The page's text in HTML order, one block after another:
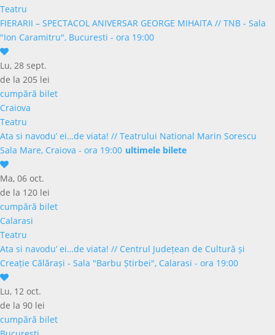
Teatru
FIERARII – SPECTACOL ANIVERSAR GEORGE MIHAITA // TNB - Sala
"Ion Caramitru", Bucuresti - ora 19:00
Lu, 28 sept.
de la 205 lei
cumpără bilet
Craiova
Teatru
Ata si navodu’ ei…de viata! // Teatrului National Marin Sorescu
Sala Mare, Craiova - ora 19:00 ultimele bilete
Ma, 06 oct.
de la 120 lei
cumpără bilet
Calarasi
Teatru
Ata si navodu’ ei…de viata! // Centrul Județean de Cultură și
Creație Călărași - Sala "Barbu Știrbei", Calarasi - ora 19:00
Lu, 12 oct.
de la 90 lei
cumpără bilet